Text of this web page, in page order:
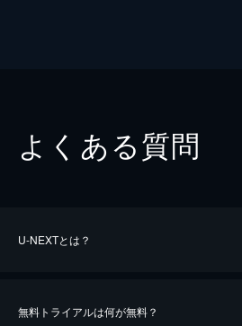
よくある質問
U-NEXTとは？
無料トライアルは何が無料？